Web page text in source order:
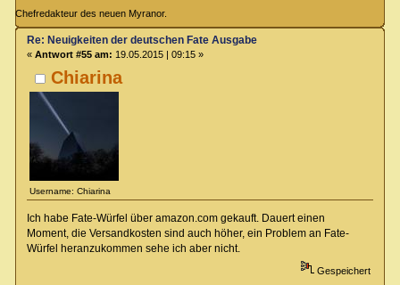
Chefredakteur des neuen Myranor.
Chiarina
Username: Chiarina
Re: Neuigkeiten der deutschen Fate Ausgabe
« Antwort #55 am: 19.05.2015 | 09:15 »
Ich habe Fate-Würfel über amazon.com gekauft. Dauert einen
Moment, die Versandkosten sind auch höher, ein Problem an Fate-
Würfel heranzukommen sehe ich aber nicht.
Gespeichert